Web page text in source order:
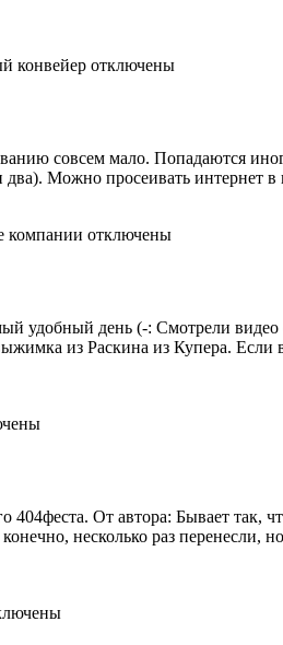
конвейер отключены
совсем мало. Попадаются
Можно просеивать интернет
компании отключены
удобный день (-: Смотрели видео
из Раскина из Купера.
От автора: Бывает так,
несколько раз перенесли,